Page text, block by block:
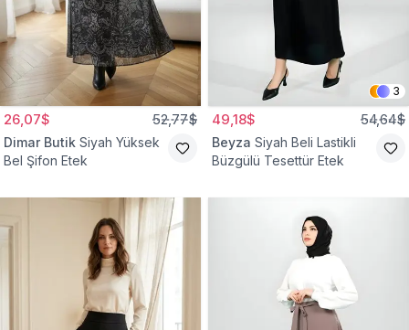
26,07$ 52,77$
Dimar Butik Siyah Yüksek
Bel Şifon Etek
3
49,18$ 54,64$
Beyza Siyah Beli Lastikli
Büzgülü Tesettür Etek